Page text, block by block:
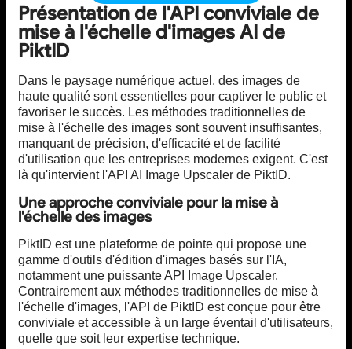
Présentation de l'API conviviale de
mise à l'échelle d'images AI de
PiktID
Dans le paysage numérique actuel, des images de
haute qualité sont essentielles pour captiver le public et
favoriser le succès. Les méthodes traditionnelles de
mise à l'échelle des images sont souvent insuffisantes,
manquant de précision, d'efficacité et de facilité
d'utilisation que les entreprises modernes exigent. C'est
là qu'intervient l'API AI Image Upscaler de PiktID.
Une approche conviviale pour la mise à
l'échelle des images
PiktID est une plateforme de pointe qui propose une
gamme d'outils d'édition d'images basés sur l'IA,
notamment une puissante API Image Upscaler.
Contrairement aux méthodes traditionnelles de mise à
l'échelle d'images, l'API de PiktID est conçue pour être
conviviale et accessible à un large éventail d'utilisateurs,
quelle que soit leur expertise technique.